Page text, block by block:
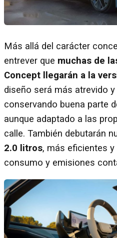
Más allá del carácter
entrever que muchas de
Concept llegarán a la
diseño será más atrevido
conservando buena parte
aunque adaptado a las
calle. También debutarán
2.0 litros, más eficientes
consumo y emisiones